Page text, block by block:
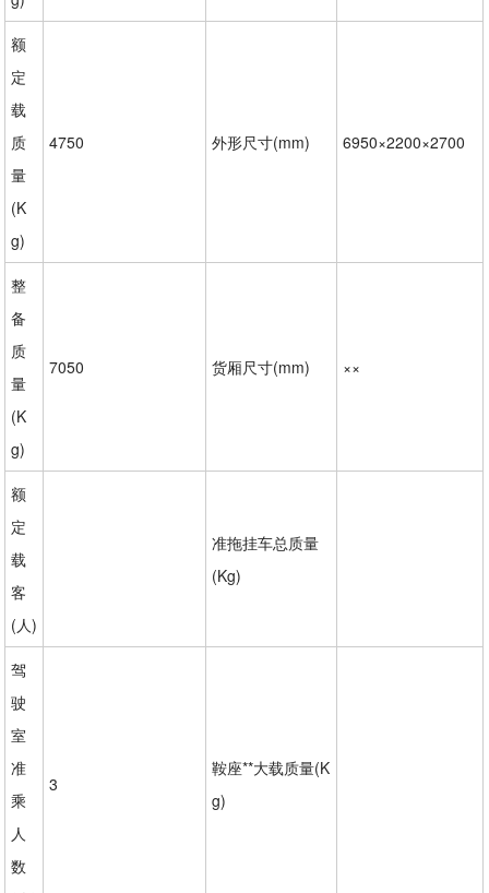
额
定
载
质
量
(K
g)
4750 外形尺寸(mm) 6950×2200×2700
整
备
质
量
(K
g)
7050 货厢尺寸(mm) ××
额
定
载
客
(人)
准拖挂车总质量
(Kg)
驾
驶
室
准
乘
人
数
3
鞍座**大载质量(K
g)